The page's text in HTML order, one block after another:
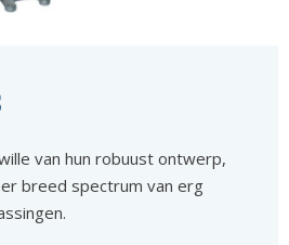
van hun robuust ontwerp,
breed spectrum van erg